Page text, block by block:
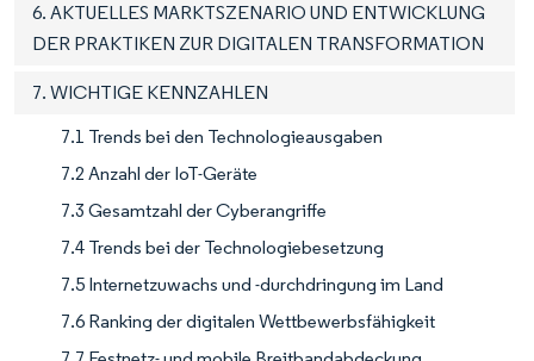
6. AKTUELLES MARKTSZENARIO UND ENTWICKLUNG
DER PRAKTIKEN ZUR DIGITALEN TRANSFORMATION
7. WICHTIGE KENNZAHLEN
7.1 Trends bei den Technologieausgaben
7.2 Anzahl der IoT-Geräte
7.3 Gesamtzahl der Cyberangriffe
7.4 Trends bei der Technologiebesetzung
7.5 Internetzuwachs und -durchdringung im Land
7.6 Ranking der digitalen Wettbewerbsfähigkeit